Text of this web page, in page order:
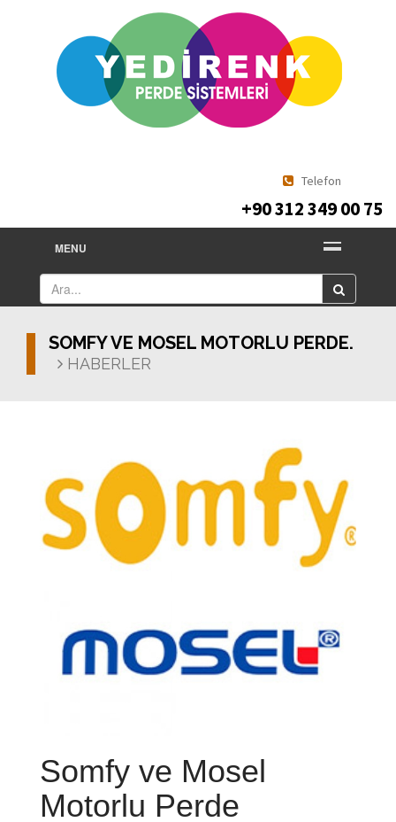
Telefon
+90 312 349 00 75
MENU
SOMFY VE MOSEL MOTORLU PERDE.
HABERLER
Somfy ve Mosel
Motorlu Perde